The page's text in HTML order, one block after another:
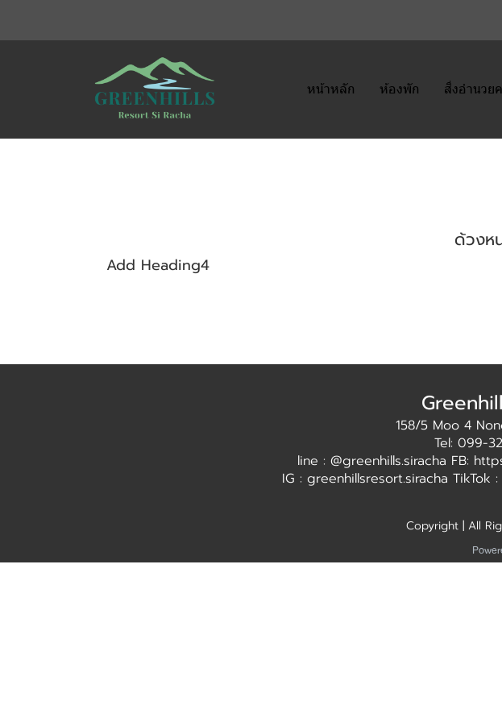
หน้าหลัก ห้องพัก สิ่งอำนวย
ด้วงห
Add Heading4
158/5 Moo 4
Tel: 099-
line : @greenhills.siracha FB:
IG : greenhillsresort.siracha
Copyright | All